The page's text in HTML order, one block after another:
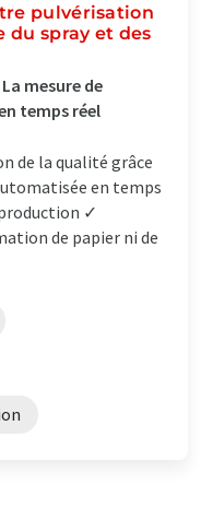
pulvérisation
du spray et des
mesure de
temps réel
de la qualité grâce
en temps
✓
de papier ni de